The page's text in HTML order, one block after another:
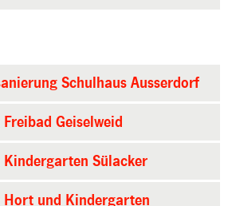
Schulhaus Ausserdorf
Geiselweid
Kindergarten Sülacker
Hort und Kindergarten